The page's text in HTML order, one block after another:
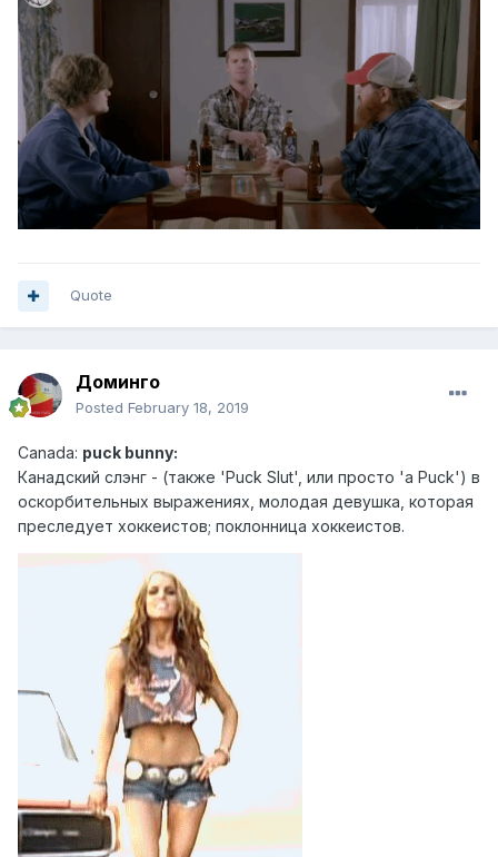
Quote
Доминго
Posted February 18, 2019
Canada: puck bunny:
Канадский слэн г - (также 'Puck Slut', или просто 'a Puck') в
оскорбительных выражениях, молодая девушка, которая
преследует хоккеистов; поклонница хоккеистов.